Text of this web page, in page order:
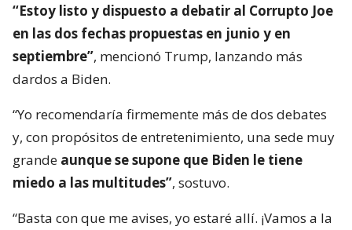
“Estoy listo y dispuesto a debatir al Corrupto Joe
en las dos fechas propuestas en junio y en
septiembre”, mencionó Trump, lanzando más
dardos a Biden.
“Yo recomendaría firmemente más de dos debates
y, con propósitos de entretenimiento, una sede muy
grande aunque se supone que Biden le tiene
miedo a las multitudes”, sostuvo.
“Basta con que me avises, yo estaré allí. ¡Vamos a la